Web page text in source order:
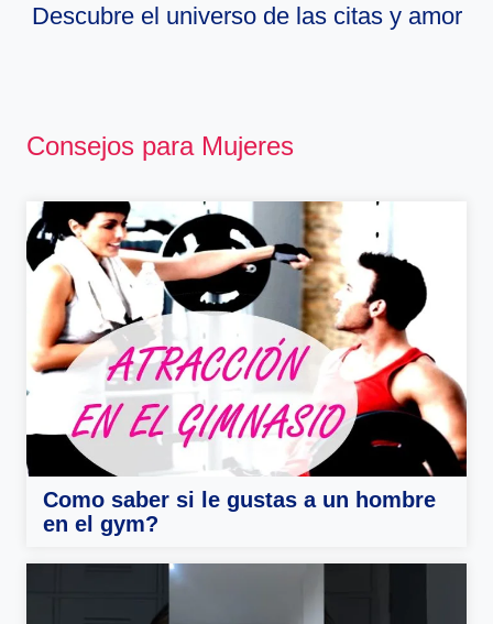
Descubre el universo de las citas y amor
Consejos para Mujeres
Como saber si le gustas a un hombre
en el gym?